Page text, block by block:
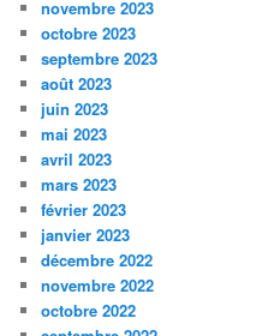
novembre 2023
octobre 2023
septembre 2023
août 2023
juin 2023
mai 2023
avril 2023
mars 2023
février 2023
janvier 2023
décembre 2022
novembre 2022
octobre 2022